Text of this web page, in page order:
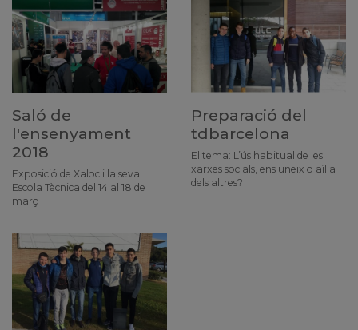
Saló de
l'ensenyament
2018
Exposició de Xaloc i la seva
Escola Tècnica del 14 al 18 de
març
Preparació del
tdbarcelona
El tema: L’ús habitual de les
xarxes socials, ens uneix o aïlla
dels altres?